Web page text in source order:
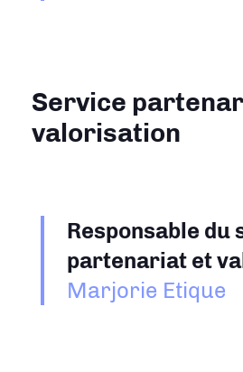
Service
valorisation
Responsable du
partenariat et
Marjorie Etique